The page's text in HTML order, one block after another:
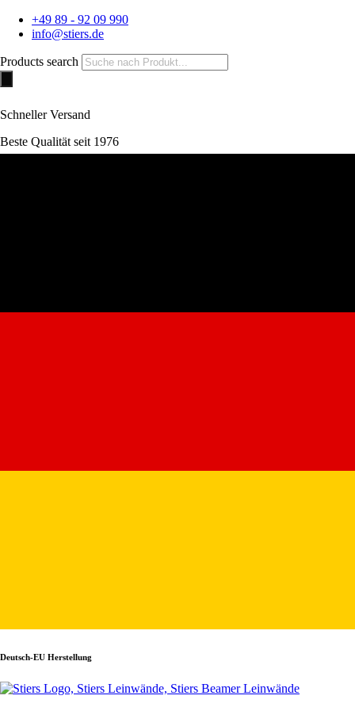
+49 89 - 92 09 990
info@stiers.de
Products search
Schneller Versand
Beste Qualität seit 1976
Deutsch-EU Herstellung